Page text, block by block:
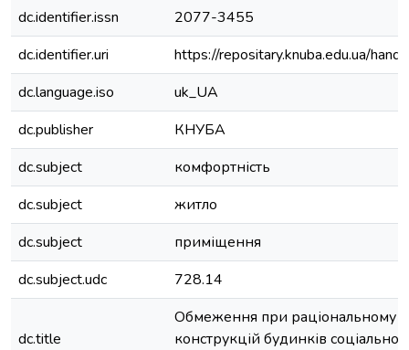
dc.identifier.issn
2077-3455
dc.identifier.uri
https://repositary.knuba.edu.ua/
dc.language.iso
uk_UA
dc.publisher
КНУБА
dc.subject
комфортність
dc.subject
житло
dc.subject
приміщення
dc.subject.udc
728.14
dc.title
Обмеження при раціональному
конструкцій будинків